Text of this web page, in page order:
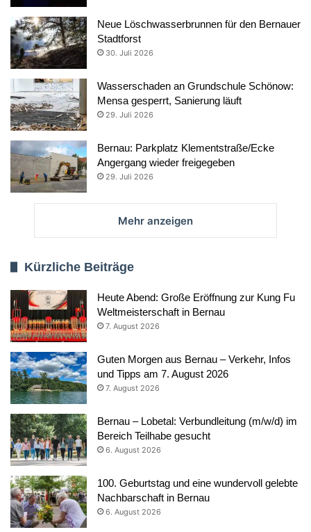
Neue Löschwasserbrunnen für den Bernauer
Stadtforst
30. Juli 2026
Wasserschaden an Grundschule Schönow:
Mensa gesperrt, Sanierung läuft
29. Juli 2026
Bernau: Parkplatz Klementstraße/Ecke
Angergang wieder freigegeben
29. Juli 2026
Mehr anzeigen
Kürzliche Beiträge
Heute Abend: Große Eröffnung zur Kung Fu
Weltmeisterschaft in Bernau
7. August 2026
Guten Morgen aus Bernau – Verkehr, Infos
und Tipps am 7. August 2026
7. August 2026
Bernau – Lobetal: Verbundleitung (m/w/d) im
Bereich Teilhabe gesucht
6. August 2026
100. Geburtstag und eine wundervoll gelebte
Nachbarschaft in Bernau
6. August 2026